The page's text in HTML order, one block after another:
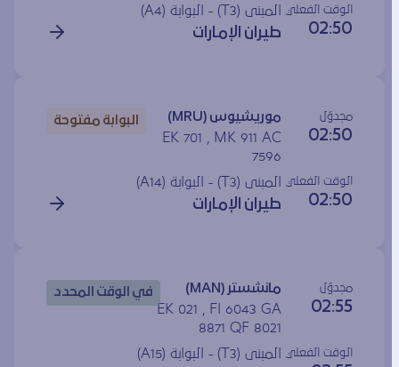
الوقت الفعلي
02:50
المبنى (T3) - البوابة ( A4
)
طيران الإمارات
مجدوَل
02:50
موريشيوس (MRU)
EK 701 , MK 911 AC
7596
البوابة مفتوحة
الوقت الفعلي
02:50
المبنى (T3) - البوابة ( A14
)
طيران الإمارات
مجدوَل
02:55
مانشستر (MAN)
EK 021 , FI 6043 GA
8871 QF 8021
في الوقت المحدد
الوقت الفعلي المبنى (T3) - البوابة ( A15
)